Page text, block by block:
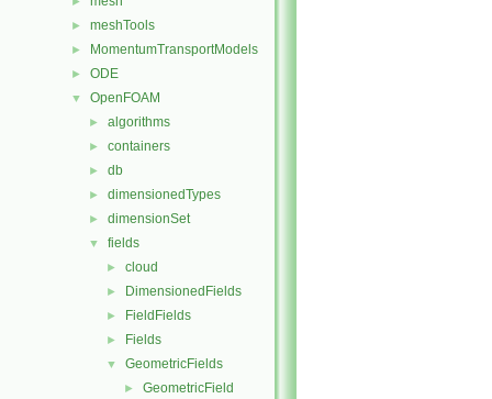
► meshTools
► MomentumTransportModels
► ODE
▼ OpenFOAM
► algorithms
► containers
► db
► dimensionedTypes
► dimensionSet
▼ fields
► cloud
► DimensionedFields
► FieldFields
► Fields
▼ GeometricFields
► GeometricField